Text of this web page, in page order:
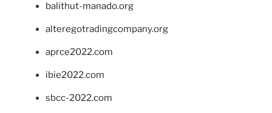
balithut-manado.org
alteregotradingcompany.org
aprce2022.com
ibie2022.com
sbcc-2022.com